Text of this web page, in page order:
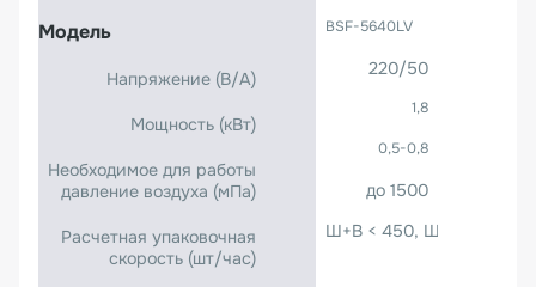
Модель
Напряжение (B/A)
Мощность (кВт)
Необходимое для работы
давление воздуха (мПа)
Расчетная упаковочная
скорость (шт/час)
BSF-5640LV
220/50
1,8
0,5-0,8
до 1500
Ш+В < 450, Ш < 400, В <